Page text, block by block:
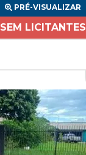
PRÉ-VISUALIZAR
SEM LICITANTES